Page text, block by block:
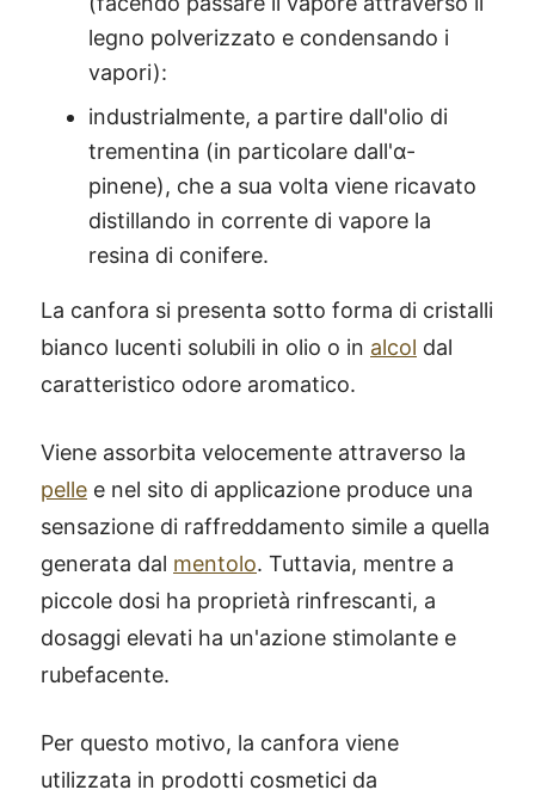
legno polverizzato e condensando i
vapori):
industrialmente, a partire dall'olio di
trementina (in particolare dall'α-
pinene), che a sua volta viene ricavato
distillando in corrente di vapore la
resina di conifere.
La canfora si presenta sotto forma di cristalli
bianco lucenti solubili in olio o in alcol dal
caratteristico odore aromatico.
Viene assorbita velocemente attraverso la
pelle e nel sito di applicazione produce una
sensazione di raffreddamento simile a quella
generata dal mentolo. Tuttavia, mentre a
piccole dosi ha proprietà rinfrescanti, a
dosaggi elevati ha un'azione stimolante e
rubefacente.
Per questo motivo, la canfora viene
utilizzata in prodotti cosmetici da